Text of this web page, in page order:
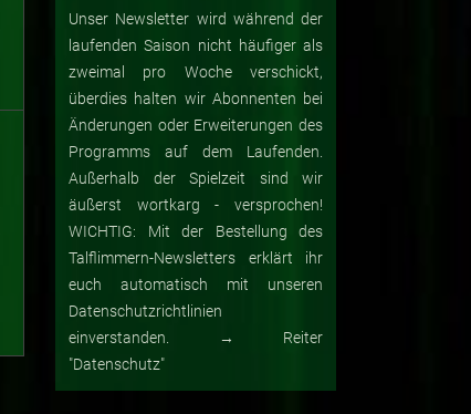
Unser Newsletter wird während der
laufenden Saison nicht häufiger als
zweimal pro Woche verschickt,
überdies halten wir Abonnenten bei
Änderungen oder Erweiterungen des
Programms auf dem Laufenden.
Außerhalb der Spielzeit sind wir
äußerst wortkarg - versprochen!
WICHTIG: Mit der Bestellung des
Talflimmern-Newsletters erklärt ihr
euch automatisch mit unseren
Datenschutzrichtlinien
einverstanden. → Reiter
"Datenschutz"